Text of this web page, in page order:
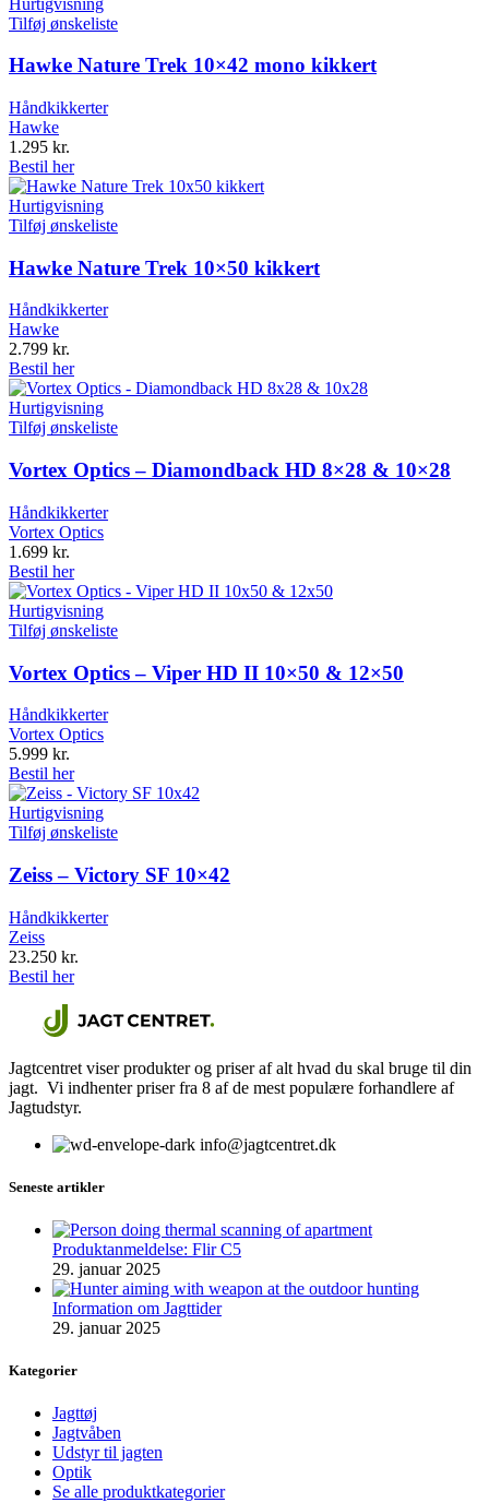
Tilføj ønskeliste
Hawke Nature Trek 10×42 mono kikkert
Håndkikkerter
Hawke
1.295 kr.
Bestil her
Hurtigvisning
Tilføj ønskeliste
Hawke Nature Trek 10×50 kikkert
Håndkikkerter
Hawke
2.799 kr.
Bestil her
Hurtigvisning
Tilføj ønskeliste
Vortex Optics – Diamondback HD 8×28 & 10×28
Håndkikkerter
Vortex Optics
1.699 kr.
Bestil her
Hurtigvisning
Tilføj ønskeliste
Vortex Optics – Viper HD II 10×50 & 12×50
Håndkikkerter
Vortex Optics
5.999 kr.
Bestil her
Hurtigvisning
Tilføj ønskeliste
Zeiss – Victory SF 10×42
Håndkikkerter
Zeiss
23.250 kr.
Bestil her
Jagtcentret viser produkter og priser af alt hvad du skal bruge til din
jagt. Vi indhenter priser fra 8 af de mest populære forhandlere af
Jagtudstyr.
info@jagtcentret.dk
Seneste artikler
Produktanmeldelse: Flir C5
29. januar 2025
Information om Jagttider
29. januar 2025
Kategorier
Jagttøj
Jagtvåben
Udstyr til jagten
Optik
Se alle produktkategorier